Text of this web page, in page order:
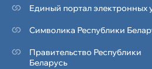
Единый портал электронных
Символика Реcпублики
Правительство Республики
Беларусь